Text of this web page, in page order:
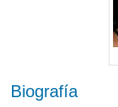
Biografía